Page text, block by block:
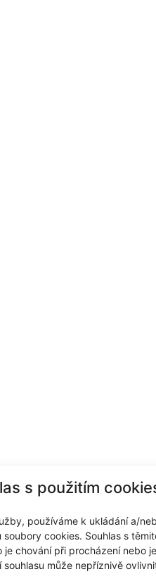
s použitím
používáme k ukládání a/
cookies. Souhlas s
chování při procházení nebo
může nepříznivě